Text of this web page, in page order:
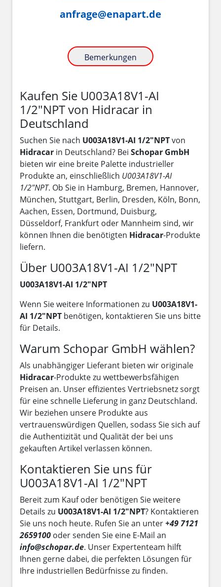
anfrage@enapart.de
Bemerkungen
Kaufen Sie U003A18V1-AI
1/2"NPT von Hidracar in
Deutschland
Suchen Sie nach U003A18V1-AI 1/2"NPTvon
Hidracar in Deutschland? Bei Schopar GmbH
bieten wir eine breite Palette industrieller
Produkte an, einschließlich U003A18V1-AI
1/2"NPT. Ob Sie in Hamburg, Bremen, Hannover,
München, Stuttgart, Berlin, Dresden, Köln, Bonn,
Aachen, Essen, Dortmund, Duisburg,
Düsseldorf, Frankfurt oder Mannheim sind, wir
können Ihnen die benötigten Hidracar-Produkte
liefern.
Über U003A18V1-AI 1/2"NPT
U003A18V1-AI 1/2"NPT
Wenn Sie weitere Informationen zu U003A18V1-
AI 1/2"NPT benötigen, kontaktieren Sie uns bitte
für Details.
Warum Schopar GmbH wählen?
Als unabhängiger Lieferant bieten wir originale
Hidracar-Produkte zu wettbewerbsfähigen
Preisen an. Unser effizientes Vertriebsnetz sorgt
für eine schnelle Lieferung in ganz Deutschland.
Wir beziehen unsere Produkte aus
vertrauenswürdigen Quellen, sodass Sie sich auf
die Authentizität und Qualität der bei uns
gekauften Artikel verlassen können.
Kontaktieren Sie uns für
U003A18V1-AI 1/2"NPT
Bereit zum Kauf oder benötigen Sie weitere
Details zu U003A18V1-AI 1/2"NPT? Kontaktieren
Sie uns noch heute. Rufen Sie an unter+49 7121
2659100 oder senden Sie eine E-Mail an
info@schopar.de. Unser Expertenteam hilft
Ihnen gerne dabei, die perfekten Lösungen für
Ihre industriellen Bedürfnisse zu finden.